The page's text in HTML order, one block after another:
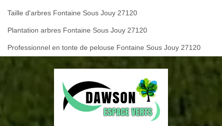
Taille d'arbres Fontaine Sous Jouy 27120
Plantation arbres Fontaine Sous Jouy 27120
Professionnel en tonte de pelouse Fontaine Sous Jouy 27120